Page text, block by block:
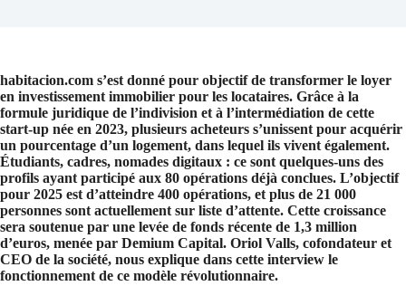
habitacion.com s’est donné pour objectif de transformer le loyer
en investissement immobilier pour les locataires. Grâce à la
formule juridique de l’indivision et à l’intermédiation de cette
start-up née en 2023, plusieurs acheteurs s’unissent pour acquérir
un pourcentage d’un logement, dans lequel ils vivent également.
Étudiants, cadres, nomades digitaux : ce sont quelques-uns des
profils ayant participé aux 80 opérations déjà conclues. L’objectif
pour 2025 est d’atteindre 400 opérations, et plus de 21 000
personnes sont actuellement sur liste d’attente. Cette croissance
sera soutenue par une levée de fonds récente de 1,3 million
d’euros, menée par Demium Capital. Oriol Valls, cofondateur et
CEO de la société, nous explique dans cette interview le
fonctionnement de ce modèle révolutionnaire.